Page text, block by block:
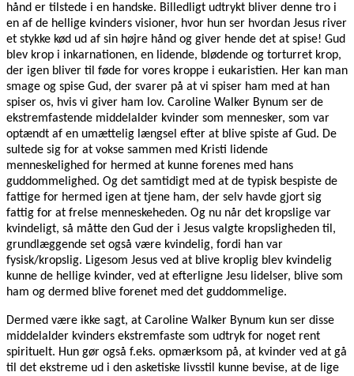
hånd er tilstede i en handske. Billedligt udtrykt bliver denne tro i
en af de hellige kvinders visioner, hvor hun ser hvordan Jesus river
et stykke kød ud af sin højre hånd og giver hende det at spise! Gud
blev krop i inkarnationen, en lidende, blødende og torturret krop,
der igen bliver til føde for vores kroppe i eukaristien. Her kan man
smage og spise Gud, der svarer på at vi spiser ham med at han
spiser os, hvis vi giver ham lov. Caroline Walker Bynum ser de
ekstremfastende middelalder kvinder som mennesker, som var
optændt af en umættelig længsel efter at blive spiste af Gud. De
sultede sig for at vokse sammen med Kristi lidende
menneskelighed for hermed at kunne forenes med hans
guddommelighed. Og det samtidigt med at de typisk bespiste de
fattige for hermed igen at tjene ham, der selv havde gjort sig
fattig for at frelse menneskeheden. Og nu når det kropslige var
kvindeligt, så måtte den Gud der i Jesus valgte kropsligheden til,
grundlæggende set også være kvindelig, fordi han var
fysisk/kropslig. Ligesom Jesus ved at blive kroplig blev kvindelig
kunne de hellige kvinder, ved at efterligne Jesu lidelser, blive som
ham og dermed blive forenet med det guddommelige.
Dermed være ikke sagt, at Caroline Walker Bynum kun ser disse
middelalder kvinders ekstremfaste som udtryk for noget rent
spirituelt. Hun gør også f.eks. opmærksom på, at kvinder ved at gå
til det ekstreme ud i den asketiske livsstil kunne bevise, at de lige